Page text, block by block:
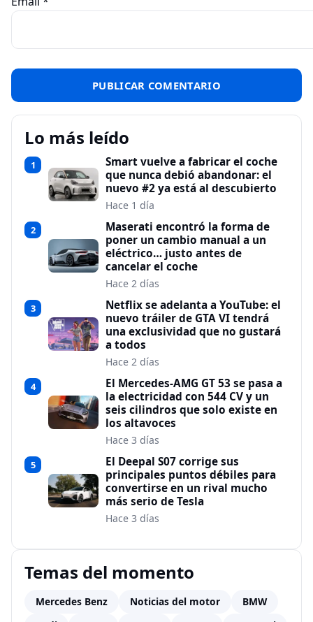
Lo más leído
1
Smart vuelve a fabricar el coche
que nunca debió abandonar: el
nuevo #2 ya está al descubierto
Hace 1 día
2
Maserati encontró la forma de
poner un cambio manual a un
eléctrico… justo antes de
cancelar el coche
Hace 2 días
3
Netflix se adelanta a YouTube: el
nuevo tráiler de GTA VI tendrá
una exclusividad que no gustará
a todos
Hace 2 días
4
El Mercedes-AMG GT 53 se pasa a
la electricidad con 544 CV y un
seis cilindros que solo existe en
los altavoces
Hace 3 días
5
El Deepal S07 corrige sus
principales puntos débiles para
convertirse en un rival mucho
más serio de Tesla
Hace 3 días
Temas del momento
Mercedes Benz Noticias del motor
BMW